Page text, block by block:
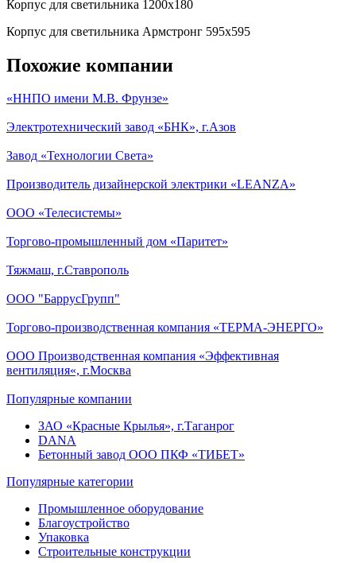
Корпус для светильника 1200х180
Корпус для светильника Армстронг 595х595
Похожие компании
«ННПО имени М.В. Фрунзе»
Электротехнический завод «БНК», г.Азов
Завод «Технологии Света»
Производитель дизайнерской электрики «LEANZA»
ООО «Телесистемы»
Торгово-промышленный дом «Паритет»
Тяжмаш, г.Ставрополь
ООО "БаррусГрупп"
Торгово-производственная компания «ТЕРМА-ЭНЕРГО»
ООО Производственная компания «Эффективная
вентиляция«, г.Москва
Популярные компании
ЗАО «Красные Крылья», г.Таганрог
DANA
Бетонный завод ООО ПКФ «ТИБЕТ»
Популярные категории
Промышленное оборудование
Благоустройство
Упаковка
Строительные конструкции